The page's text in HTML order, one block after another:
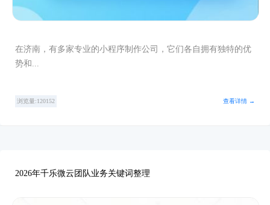
在济南，有多家专业的小程序制作公司，它们各自拥有独特的优
势和...
浏览量:120152 查看详情 →
2026年千乐微云团队业务关键词整理